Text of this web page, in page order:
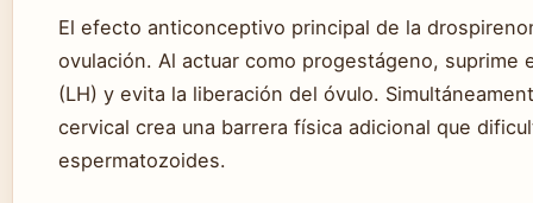
El efecto anticonceptivo principal de la
ovulación. Al actuar como progestágeno, suprime
(LH) y evita la liberación del óvulo.
cervical crea una barrera física adicional que
espermatozoides.